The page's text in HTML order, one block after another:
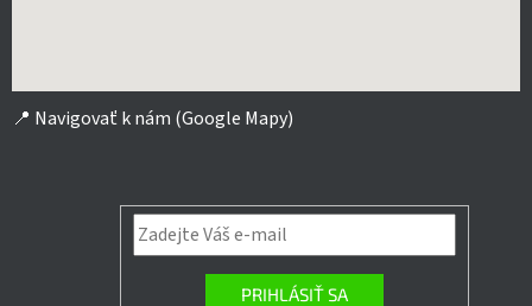
📍 Navigovať k nám (Google Mapy)
PRIHLÁSIŤ SA